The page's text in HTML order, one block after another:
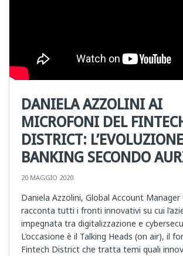
DANIELA AZZOLINI AI
MICROFONI DEL
DISTRICT:
BANKING SECONDO
20 MAGGIO 2020
Daniela Azzolini, Global Account Manager
racconta tutti i fronti innovativi su cui
impegnata tra digitalizzazione e
L’occasione è il Talking Heads (on air), il
Fintech District che tratta temi quali